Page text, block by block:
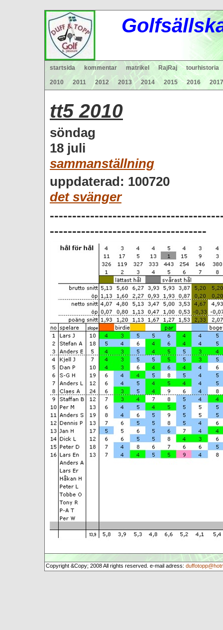
Golfsälls
startsida kommentar matrikel RajRaj tourhistoria
2010 2011 2012 2013 2014 2015 2016 2017
tt5 2010
söndag
18 juli
sammanställning
uppdaterad: 100720
det svänger
-----------------------------------
Copyright &Copy; 2008 All rights reserved. e-mail adress: